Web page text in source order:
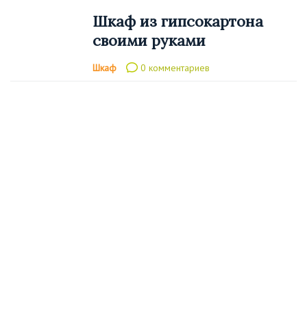
Шкаф из гипсокартона
своими руками
Шкаф 0 комментариев